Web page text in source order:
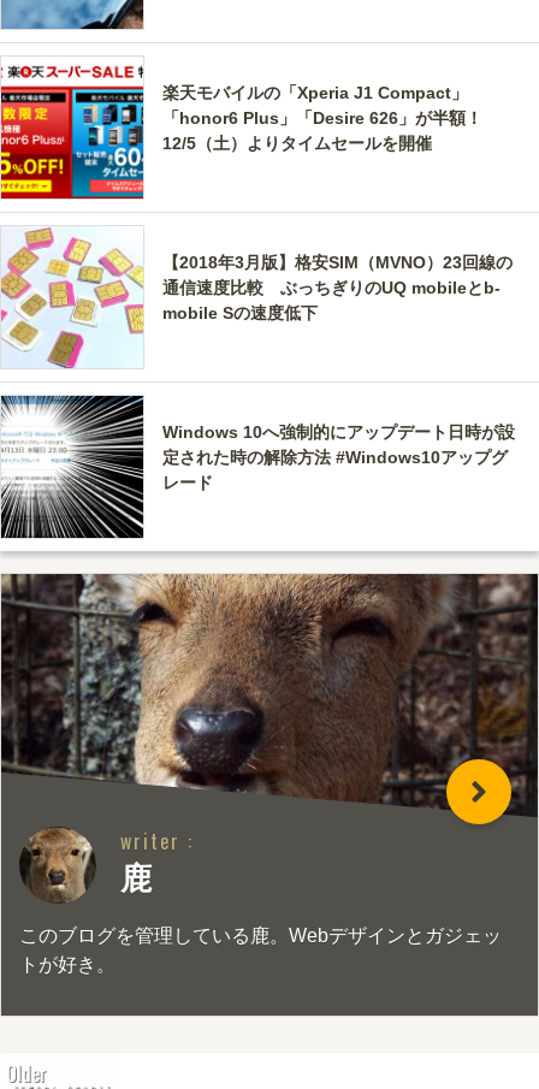
楽天モバイルの「Xperia J1 Compact」
「honor6 Plus」「Desire 626」が半額！
12/5（土）よりタイムセールを開催
【2018年3月版】格安SIM（MVNO）23回線の
通信速度比較 ぶっちぎりのUQ mobileとb-
mobile Sの速度低下
Windows 10へ強制的にアップデート日時が設
定された時の解除方法 #Windows10アップグ
レード
writer :
鹿
このブログを管理している鹿。Webデザインとガジェッ
トが好き。
Older